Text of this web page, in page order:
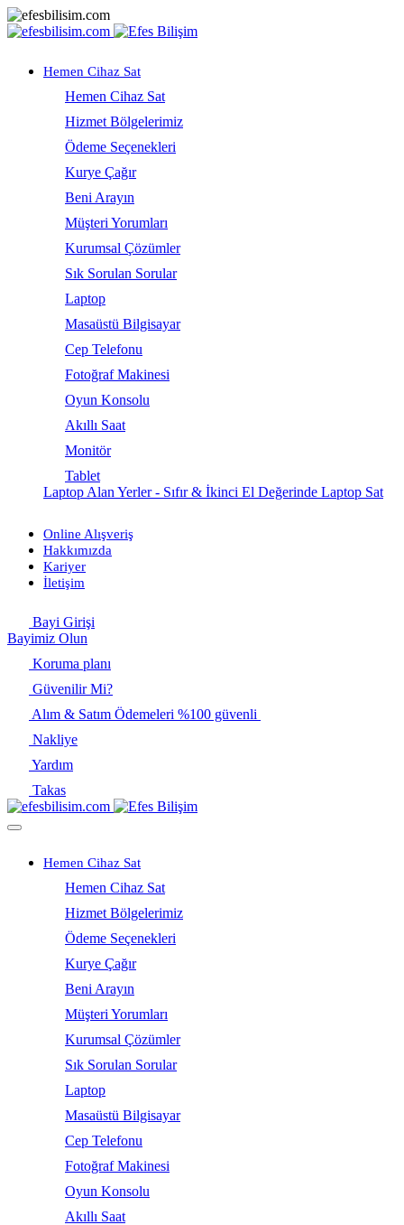
Hemen Cihaz Sat
Hemen Cihaz Sat
Hizmet Bölgelerimiz
Ödeme Seçenekleri
Kurye Çağır
Beni Arayın
Müşteri Yorumları
Kurumsal Çözümler
Sık Sorulan Sorular
Laptop
Masaüstü Bilgisayar
Cep Telefonu
Fotoğraf Makinesi
Oyun Konsolu
Akıllı Saat
Monitör
Tablet
Laptop Alan Yerler - Sıfır & İkinci El Değerinde Laptop Sat
Online Alışveriş
Hakkımızda
Kariyer
İletişim
Bayi Girişi
Bayimiz Olun
Koruma planı
Güvenilir Mi?
Alım & Satım Ödemeleri %100 güvenli
Nakliye
Yardım
Takas
Hemen Cihaz Sat
Hemen Cihaz Sat
Hizmet Bölgelerimiz
Ödeme Seçenekleri
Kurye Çağır
Beni Arayın
Müşteri Yorumları
Kurumsal Çözümler
Sık Sorulan Sorular
Laptop
Masaüstü Bilgisayar
Cep Telefonu
Fotoğraf Makinesi
Oyun Konsolu
Akıllı Saat